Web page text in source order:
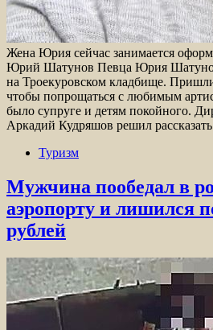
Жена Юрия сейчас занимается
Юрий Шатунов Певца Юрия
на Троекуровском кладбище.
чтобы попрощаться с любимым
было супруге и детям покойного.
Аркадий Кудряшов решил
Туризм
Мужчина пообедал в
аэропорту и лишился
рублей